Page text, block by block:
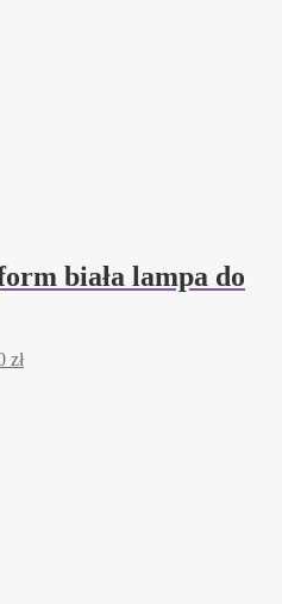
biała lampa do
zł.
złAktualna